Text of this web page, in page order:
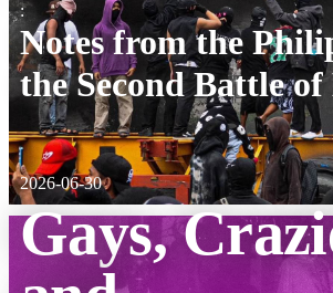
:
Notes from the
the Second Battle
2026-06-30
Gays,